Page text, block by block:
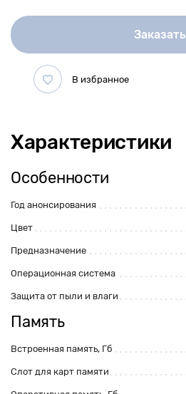
Заказать
Характеристики
Особенности
Год анонсирования
Цвет
Предназначение
Операционная система
Защита от пыли и влаги
Память
Встроенная память, Гб
Слот для карт памяти